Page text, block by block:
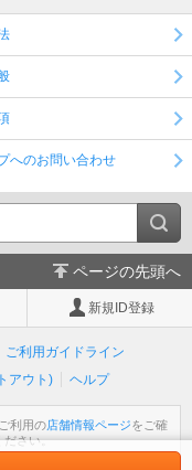
へのお問い合わせ
ページの先頭へ
新規ID登録
ご利用ガイドライン
アウト) ヘルプ
利用の店舗情報ページをご確
ださい。